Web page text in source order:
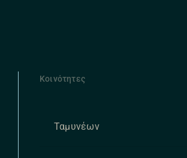
Κοινότητες
Ταμυνέων